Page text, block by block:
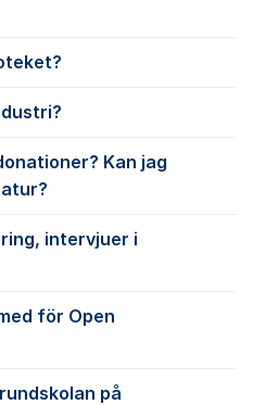
Kan jag
intervjuer i
för Open
på